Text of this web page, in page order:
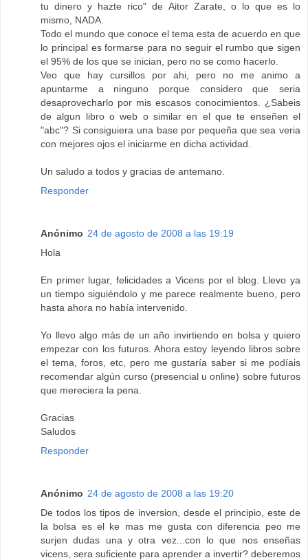
tu dinero y hazte rico" de Aitor Zarate, o lo que es lo
mismo, NADA.
Todo el mundo que conoce el tema esta de acuerdo en que
lo principal es formarse para no seguir el rumbo que sigen
el 95% de los que se inician, pero no se como hacerlo.
Veo que hay cursillos por ahi, pero no me animo a
apuntarme a ninguno porque considero que seria
desaprovecharlo por mis escasos conocimientos. ¿Sabeis
de algun libro o web o similar en el que te enseñen el
"abc"? Si consiguiera una base por pequeña que sea veria
con mejores ojos el iniciarme en dicha actividad.
Un saludo a todos y gracias de antemano.
Responder
Anónimo 24 de agosto de 2008 a las 19:19
Hola
En primer lugar, felicidades a Vicens por el blog. Llevo ya
un tiempo siguiéndolo y me parece realmente bueno, pero
hasta ahora no había intervenido.
Yo llevo algo más de un año invirtiendo en bolsa y quiero
empezar con los futuros. Ahora estoy leyendo libros sobre
el tema, foros, etc, pero me gustaría saber si me podíais
recomendar algún curso (presencial u online) sobre futuros
que mereciera la pena.
Gracias
Saludos
Responder
Anónimo 24 de agosto de 2008 a las 19:20
De todos los tipos de inversion, desde el principio, este de
la bolsa es el ke mas me gusta con diferencia peo me
surjen dudas una y otra vez...con lo que nos enseñas
vicens, sera suficiente para aprender a invertir? deberemos